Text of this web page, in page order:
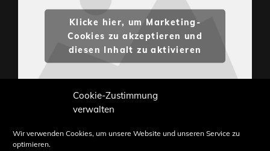
Cookie-Zustimmung
verwalten
Wir verwenden Cookies, um unsere Website und unseren Service zu
optimieren.
Klicke hier, um Marketing-
Cookies zu akzeptieren und
diesen Inhalt zu aktivieren